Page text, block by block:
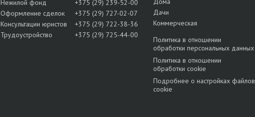
Нежилой фонд
+375 (29) 239-52-00
Оформление сделок
+375 (29) 727-02-07
Консультации юристов
+375 (29) 722-38-36
Трудоустройство
+375 (29) 725-44-00
Дачи
Коммерческая
Политика в отношении
обработки персональных данных
Политика в отношении
обработки cookie
Подробнее о настройках файлов
cookie